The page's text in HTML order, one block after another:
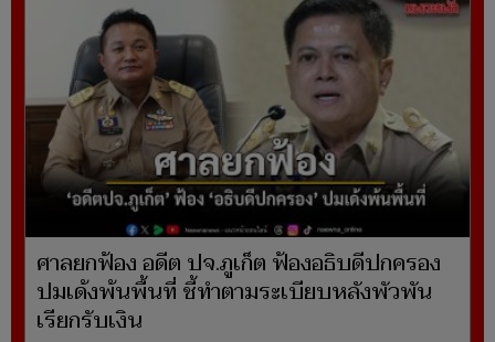
ศาลยกฟ้อง อดีต ปจ.ภูเก็ต ฟ้องอธิบดีปกครอง
ปมเด้งพ้นพื้นที่ ชี้ทำตามระเบียบหลังพัวพัน
เรียกรับเงิน